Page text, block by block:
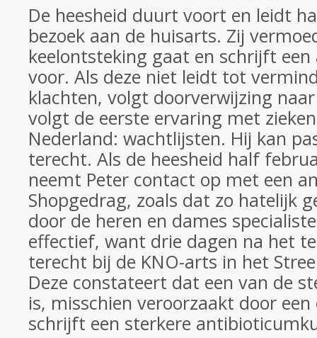
De heesheid duurt voort en leidt
bezoek aan de huisarts. Zij
keelontsteking gaat en schrijft
voor. Als deze niet leidt tot
klachten, volgt doorverwijzing
volgt de eerste ervaring met
Nederland: wachtlijsten. Hij kan
terecht. Als de heesheid half
neemt Peter contact op met een
Shopgedrag, zoals dat zo hatelijk
door de heren en dames
effectief, want drie dagen na het
terecht bij de KNO-arts in het
Deze constateert dat een van de
is, misschien veroorzaakt door
schrijft een sterkere